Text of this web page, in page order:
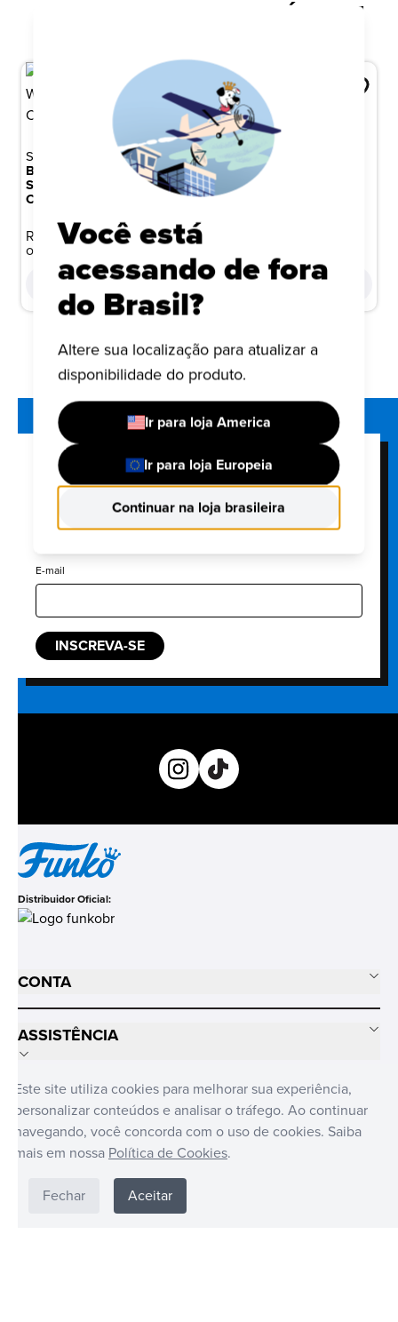
Este site utiliza cookies para melhorar sua experiência,
personalizar conteúdos e analisar o tráfego. Ao continuar
navegando, você concorda com o uso de cookies. Saiba
mais em nossa Política de Cookies.
Fechar Aceitar
QUEM VIU ISTO, TAMBÉM VIU
STAR WARS
BONECO FUNKO POP!
STAR WARS EPISÓDIO IV -
CHEWBACCA
R$ 149,99
ou 10x de R$ 15,00
COMPRAR
HARRY POTTER
BONECO FUNKO POP!
HARRY POTTER - ALVO
DUMBLEDORE
COMPRAR
FUNKO'S NEWSLETTER
Junte-se à nossa lista de e-mails e seja o primeiro a
saber sobre novos lançamentos, próximos eventos e
E-mail
INSCREVA-SE
Distribuidor Oficial:
CONTA
ASSISTÊNCIA
SOBRE NÓS
MÍDIAS SOCIAIS
Você está
acessando de fora
do Brasil?
Altere sua localização para atualizar a
disponibilidade do produto.
Ir para loja America
Ir para loja Europeia
Continuar na loja brasileira